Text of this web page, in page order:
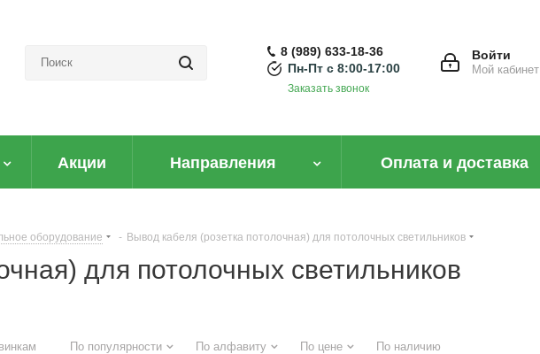
Войти
Мой кабинет
8 (989) 633-18-36
Пн-Пт с 8:00-17:00
Заказать звонок
Акции Направления Оплата и доставка
оборудование - Вывод кабеля (розетка потолочная) для потолочных светильников
для потолочных светильников
По популярности По алфавиту По цене По наличию
ценам легко